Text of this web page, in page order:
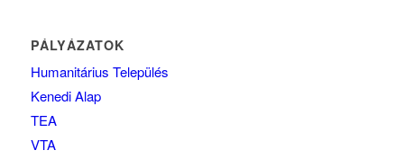
PÁLYÁZATOK
Humanitárius Település
Kenedi Alap
TEA
VTA